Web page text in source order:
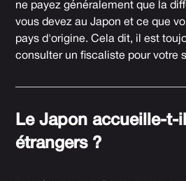
ne payez généralement que la
vous devez au Japon et ce que
pays d'origine. Cela dit, il est
consulter un fiscaliste pour votre
Le Japon accueille-t-
étrangers ?